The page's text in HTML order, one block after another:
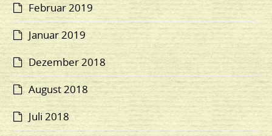
Februar 2019
Januar 2019
Dezember 2018
August 2018
Juli 2018